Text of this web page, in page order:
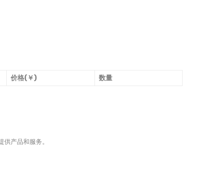
价格(￥) 数量
产品和服务。